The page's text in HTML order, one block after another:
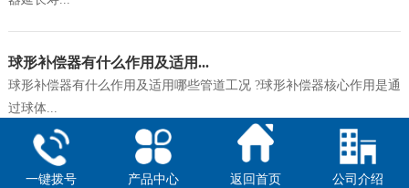
球形补偿器有什么作用及适用...
球形补偿器有什么作用及适用哪些管道工况 ?球形补偿器核心作用是通
过球体...
一键拨号 产品中心 返回首页 公司介绍